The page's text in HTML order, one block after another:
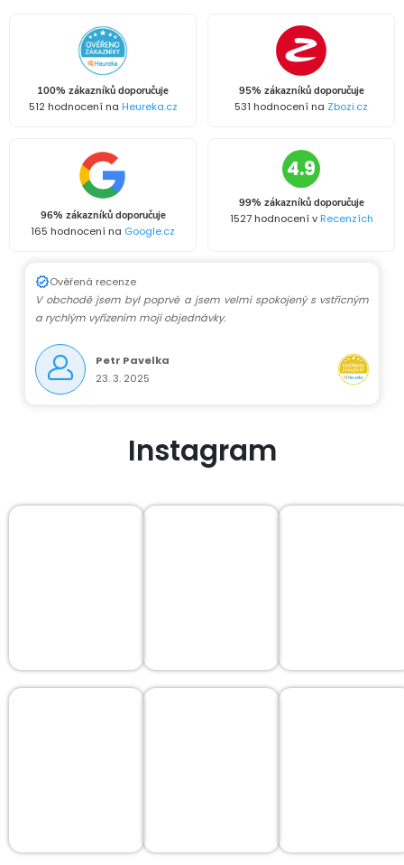
100% zákazníků doporučuje
512 hodnocení na Heureka.cz
95% zákazníků doporučuje
531 hodnocení na Zbozi.cz
96% zákazníků doporučuje
165 hodnocení na Google.cz
4.9
99% zákazníků doporučuje
1527 hodnocení vRecenzích
Ověřená recenze
V obchodě jsem byl poprvé a jsem velmi spokojený s vstřícným
a rychlým vyřízením mojí objednávky.
Petr Pavelka
23. 3. 2025
Instagram